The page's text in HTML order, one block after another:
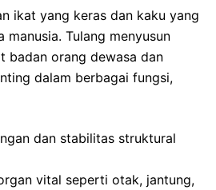
ikat yang keras dan kaku yang
manusia. Tulang menyusun
badan orang dewasa dan
dalam berbagai fungsi,
dan stabilitas struktural
vital seperti otak, jantung,